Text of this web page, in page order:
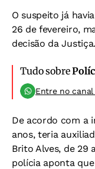
O suspeito já
26 de fevereiro,
decisão da Justiça.
Tudo sobre
Entre no
De acordo com a
anos, teria
Brito Alves, de 29
polícia aponta